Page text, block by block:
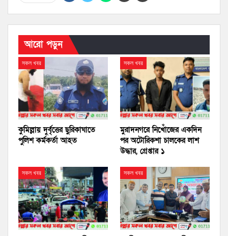
আরো পড়ুন
সকল খবর
কুমিল্লায় দুর্বৃত্তের ছুরিকাঘাতে
পুলিশ কর্মকর্তা আহত
সকল খবর
মুরাদনগরে নিখোঁজের একদিন
পর অটোরিকশা চালকের লাশ
উদ্ধার, গ্রেপ্তার ১
সকল খবর সকল খবর